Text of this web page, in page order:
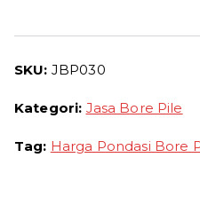
SKU: JBP030
Kategori: Jasa Bore Pile
Tag: Harga Pondasi Bore